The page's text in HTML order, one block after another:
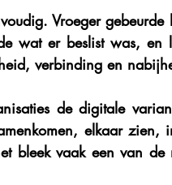
Vroeger
wat er beslist was,
verbinding en
de digitale
elkaar zien,
bleek vaak een van de